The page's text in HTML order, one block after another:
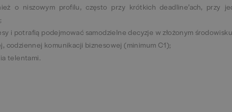
o niszowym profilu, często przy krótkich deadline’ach, przy
i potrafią podejmować samodzielne decyzje w złożonym
codziennej komunikacji biznesowej (minimum C1);
telentami.